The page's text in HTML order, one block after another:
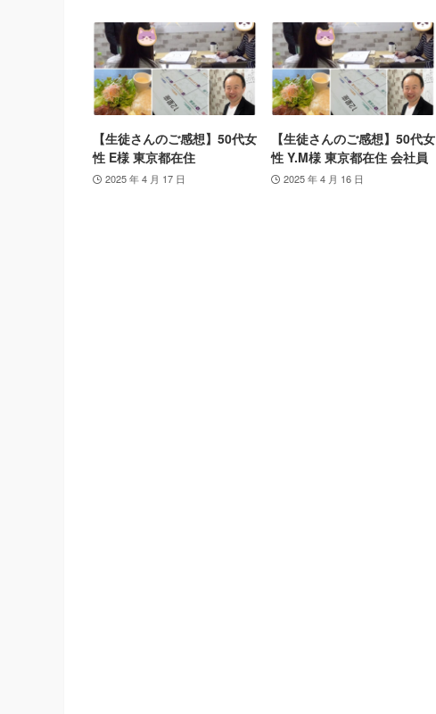
【生徒さんのご感想】50代女
性 E様 東京都在住
2025 年 4 月 17 日
【生徒さんのご感想】50代女
性 Y.M様 東京都在住 会社員
2025 年 4 月 16 日